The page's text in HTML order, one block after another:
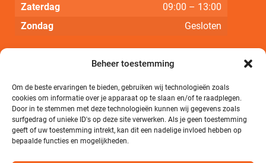
Beheer toestemming
Om de beste ervaringen te bieden, gebruiken wij technologieën zoals
cookies om informatie over je apparaat op te slaan en/of te raadplegen.
Door in te stemmen met deze technologieën kunnen wij gegevens zoals
surfgedrag of unieke ID's op deze site verwerken. Als je geen toestemming
geeft of uw toestemming intrekt, kan dit een nadelige invloed hebben op
bepaalde functies en mogelijkheden.
Zaterdag
09:00 – 13:00
Zondag
Gesloten
Fietsen
Merken
Onderhoud & Service